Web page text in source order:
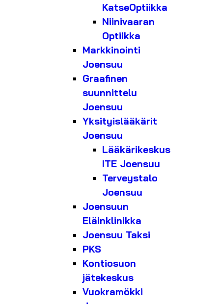
KatseOptiikka
Niinivaaran
Optiikka
Markkinointi
Joensuu
Graafinen
suunnittelu
Joensuu
Yksityislääkärit
Joensuu
Lääkärikeskus
ITE Joensuu
Terveystalo
Joensuu
Joensuun
Eläinklinikka
Joensuu Taksi
PKS
Kontiosuon
jätekeskus
Vuokramökki